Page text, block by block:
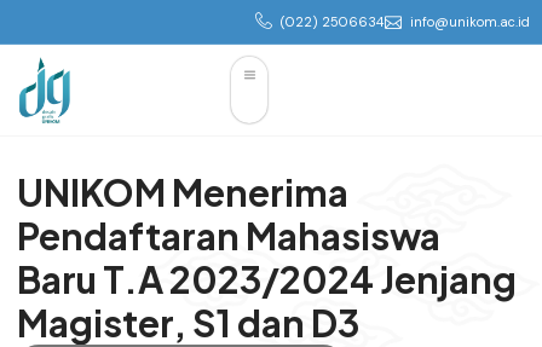
(022) 2506634 info@unikom.ac.id
UNIKOM Menerima
Pendaftaran Mahasiswa
Baru T.A 2023/2024 Jenjang
Magister, S1 dan D3